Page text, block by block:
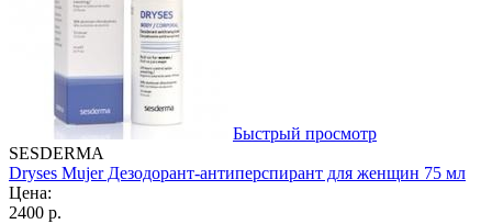
Быстрый просмотр
SESDERMA
Dryses Mujer Дезодорант-антиперспирант для женщин 75 мл
Цена:
2400 р.